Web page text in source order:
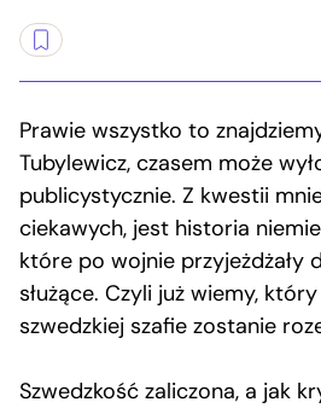
Prawie wszystko to
Tubylewicz, czasem może
publicystycznie. Z kwestii
ciekawych, jest historia
które po wojnie przyjeżdżały
służące. Czyli już wiemy,
szwedzkiej szafie zostanie
Szwedzkość zaliczona, a jak